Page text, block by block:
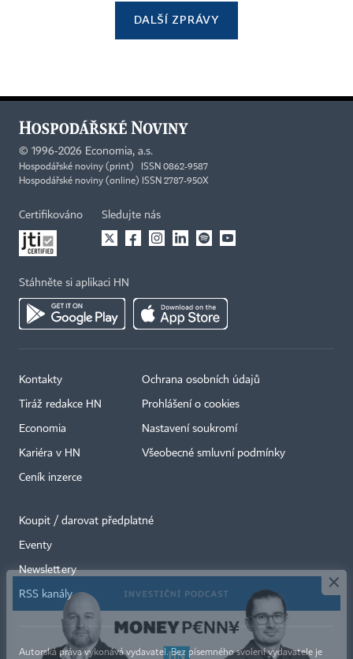
DALŠÍ ZPRÁVY
© 1996-2026 Economia, a.s.
Hospodářské noviny (print) ISSN 0862-9587
Hospodářské noviny (online) ISSN 2787-950X
Certifikováno Sledujte nás
Stáhněte si aplikaci HN
Kontakty
Tiráž redakce HN
Economia
Kariéra v HN
Ceník inzerce
Ochrana osobních údajů
Prohlášení o cookies
Nastavení soukromí
Všeobecné smluvní podmínky
Koupit / darovat předplatné
Eventy
Newslettery
RSS kanály
Autorská práva vykonává vydavatel. Bez písemného svolení vydavatele je